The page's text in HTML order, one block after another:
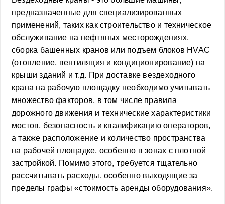
предназначенные для специализированных
применений, таких как строительство и техническое
обслуживание на нефтяных месторождениях,
сборка башенных кранов или подъем блоков HVAC
(отопление, вентиляция и кондиционирование) на
крыши зданий и т.д. При доставке вездеходного
крана на рабочую площадку необходимо учитывать
множество факторов, в том числе правила
дорожного движения и технические характеристики
мостов, безопасность и квалификацию операторов,
а также расположение и количество пространства
на рабочей площадке, особенно в зонах с плотной
застройкой. Помимо этого, требуется тщательно
рассчитывать расходы, особенно выходящие за
пределы графы «стоимость аренды оборудования».